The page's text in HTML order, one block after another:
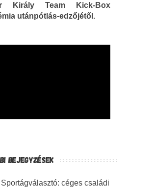
Király Team Kick-Box
utánpótlás-edzőjétől.
BEJEGYZÉSEK
céges családi